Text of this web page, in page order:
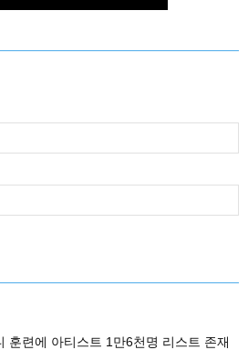
훈련에 아티스트 1만6천명 리스트 존재